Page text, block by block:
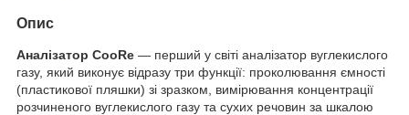
Опис
Аналізатор CooRe — перший у світі аналізатор вуглекислого
газу, який виконує відразу три функції: проколювання ємності
(пластикової пляшки) зі зразком, вимірювання концентрації
розчиненого вуглекислого газу та сухих речовин за шкалою